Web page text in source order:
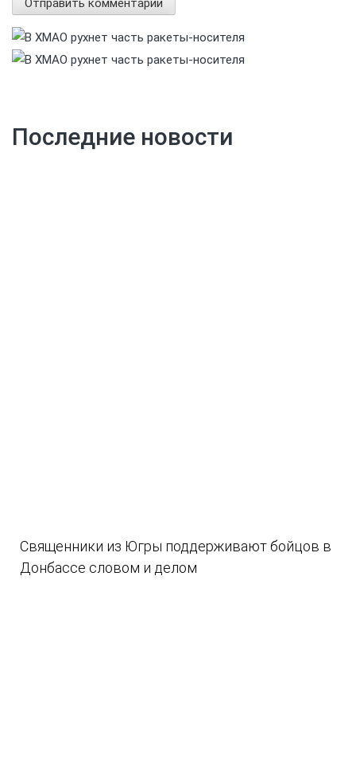
Последние новости
Священники из Югры поддерживают бойцов в
Донбассе словом и делом